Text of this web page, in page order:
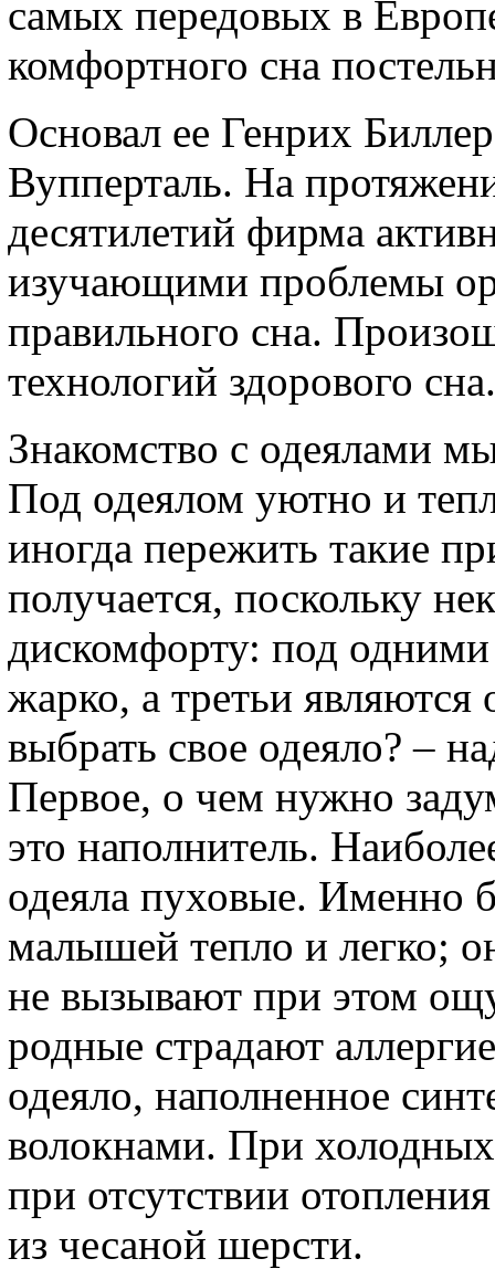
самых передовых в
комфортного сна
Основал ее Генрих
Вупперталь. На
десятилетий фирма
изучающими проблемы
правильного сна.
технологий здорового сна.
Знакомство с одеялами
Под одеялом уютно и
иногда пережить такие
получается, поскольку
дискомфорту: под
жарко, а третьи
выбрать свое одеяло? –
Первое, о чем нужно
это наполнитель.
одеяла пуховые. Именно
малышей тепло и легко;
не вызывают при этом
родные страдают
одеяло, наполненное
волокнами. При
при отсутствии
из чесаной шерсти.